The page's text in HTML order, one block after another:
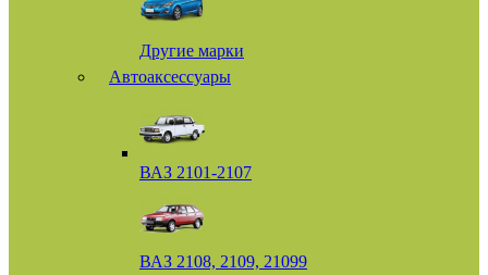
Другие марки
Автоаксессуары
ВАЗ 2101-2107
ВАЗ 2108, 2109, 21099